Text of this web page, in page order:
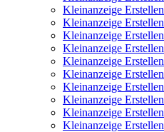
Kleinanzeige Erstellen
Kleinanzeige Erstellen
Kleinanzeige Erstellen
Kleinanzeige Erstellen
Kleinanzeige Erstellen
Kleinanzeige Erstellen
Kleinanzeige Erstellen
Kleinanzeige Erstellen
Kleinanzeige Erstellen
Kleinanzeige Erstellen